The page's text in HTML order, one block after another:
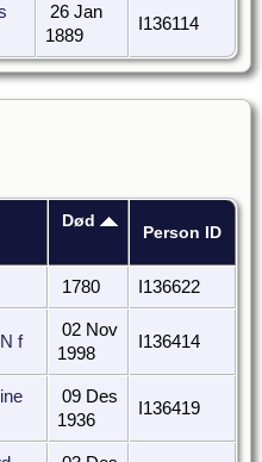
26 Jan
1889
I136114
Død
Person ID
1780 I136622
f
02 Nov
1998
I136414
09 Des
1936
I136419